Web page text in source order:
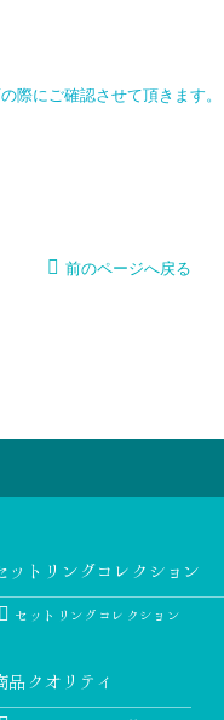
際にご確認させて頂きます。
前のページへ戻る
ットリングコレクション
セットリングコレクション
品クオリティ